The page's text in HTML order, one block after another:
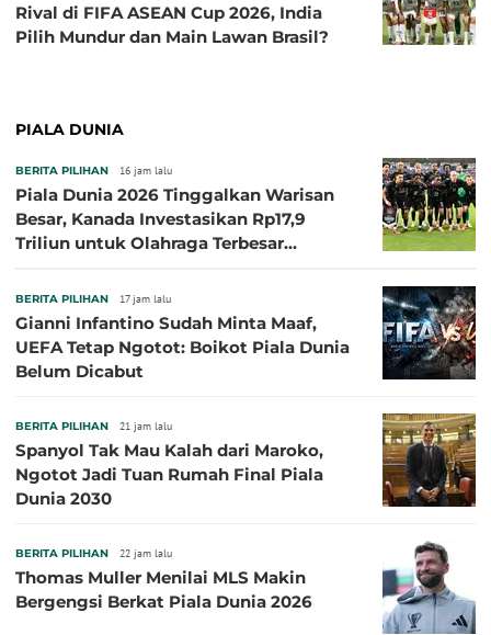
Rival di FIFA ASEAN Cup 2026, India
Pilih Mundur dan Main Lawan Brasil?
PIALA DUNIA
BERITA PILIHAN 16 jam lalu
Piala Dunia 2026 Tinggalkan Warisan
Besar, Kanada Investasikan Rp17,9
Triliun untuk Olahraga Terbesar
BERITA PILIHAN 17 jam lalu
Gianni Infantino Sudah Minta Maaf,
UEFA Tetap Ngotot: Boikot Piala Dunia
Belum Dicabut
BERITA PILIHAN 21 jam lalu
Spanyol Tak Mau Kalah dari Maroko,
Ngotot Jadi Tuan Rumah Final Piala
Dunia 2030
BERITA PILIHAN 22 jam lalu
Thomas Muller Menilai MLS Makin
Bergengsi Berkat Piala Dunia 2026